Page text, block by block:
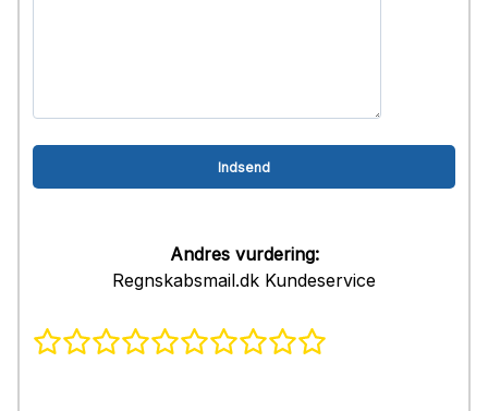
Andres vurdering:
Regnskabsmail.dk Kundeservice